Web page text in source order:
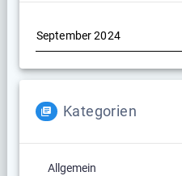
Kategorien
Allgemein